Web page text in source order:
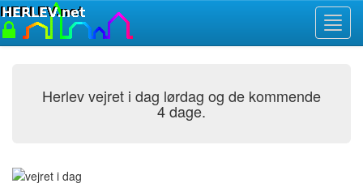
Herlev vejret i dag lørdag og de kommende
4 dage.